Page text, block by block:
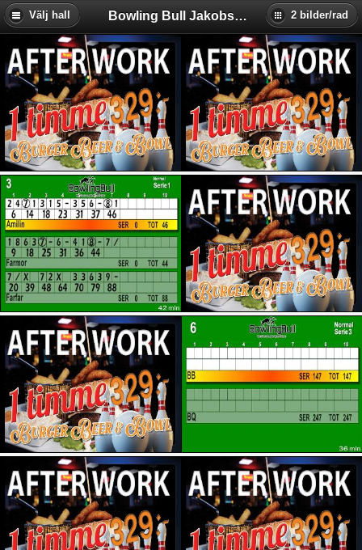
Backa Bowling & Restaurang
Baltiska Bowlinghallen (Malmö)
Birka Bowling (Stockholm)
Bollnäs Bowlinghall
Bowl-O-Rama (Stockholm)
Bowl4Joy Vårby (Stockholm)
Bowlers Eskilstuna
Bowling Bull Jakobsberg
Bowlingkompaniet i Skellefteå
Bowlingkällaren Hultsfred
Eds Bowlinghall (Ed)
Eksjö Bowling
Enjoy Bowling (Sundsvall)
Eslövs Bowling (Eslöv)
Gamleby Bowling
Höganäs Bowlinghall
Högdalens Bowlingpalatz (Stockholm)
Välj hall Bowling Bull Jakobsberg 2 bilder/rad